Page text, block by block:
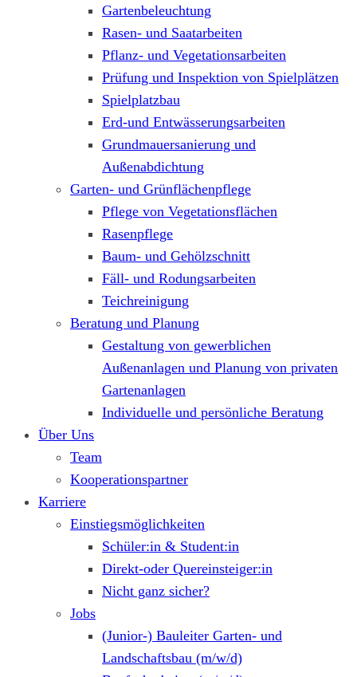
Gartenbeleuchtung
Rasen- und Saatarbeiten
Pflanz- und Vegetationsarbeiten
Prüfung und Inspektion von Spielplätzen
Spielplatzbau
Erd-und Entwässerungsarbeiten
Grundmauersanierung und
Außenabdichtung
Garten- und Grünflächenpflege
Pflege von Vegetationsflächen
Rasenpflege
Baum- und Gehölzschnitt
Fäll- und Rodungsarbeiten
Teichreinigung
Beratung und Planung
Gestaltung von gewerblichen
Außenanlagen und Planung von privaten
Gartenanlagen
Individuelle und persönliche Beratung
Über Uns
Team
Kooperationspartner
Karriere
Einstiegsmöglichkeiten
Schüler:in & Student:in
Direkt-oder Quereinsteiger:in
Nicht ganz sicher?
Jobs
(Junior-) Bauleiter Garten- und
Landschaftsbau (m/w/d)